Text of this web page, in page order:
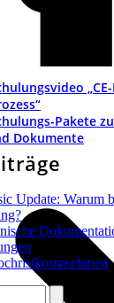
Pakete
Dokumente
Update: Warum